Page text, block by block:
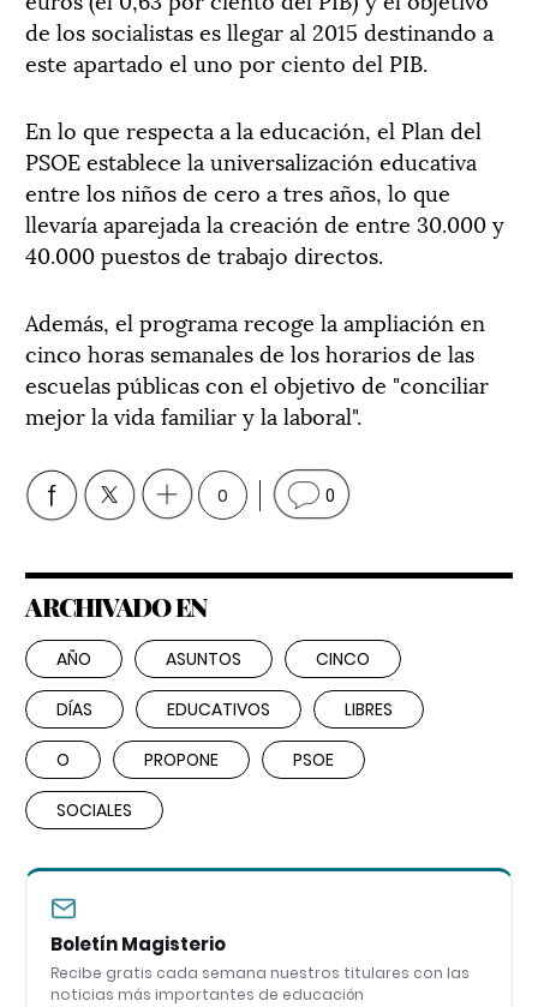
de los socialistas es llegar al 2015 destinando a
este apartado el uno por ciento del PIB.
En lo que respecta a la educación, el Plan del
PSOE establece la universalización educativa
entre los niños de cero a tres años, lo que
llevaría aparejada la creación de entre 30.000 y
40.000 puestos de trabajo directos.
Además, el programa recoge la ampliación en
cinco horas semanales de los horarios de las
escuelas públicas con el objetivo de "conciliar
mejor la vida familiar y la laboral".
0 0
ARCHIVADO EN
AÑO ASUNTOS CINCO
DÍAS EDUCATIVOS LIBRES
O PROPONE PSOE
SOCIALES
Boletín Magisterio
Recibe gratis cada semana nuestros titulares con las
noticias más importantes de educación